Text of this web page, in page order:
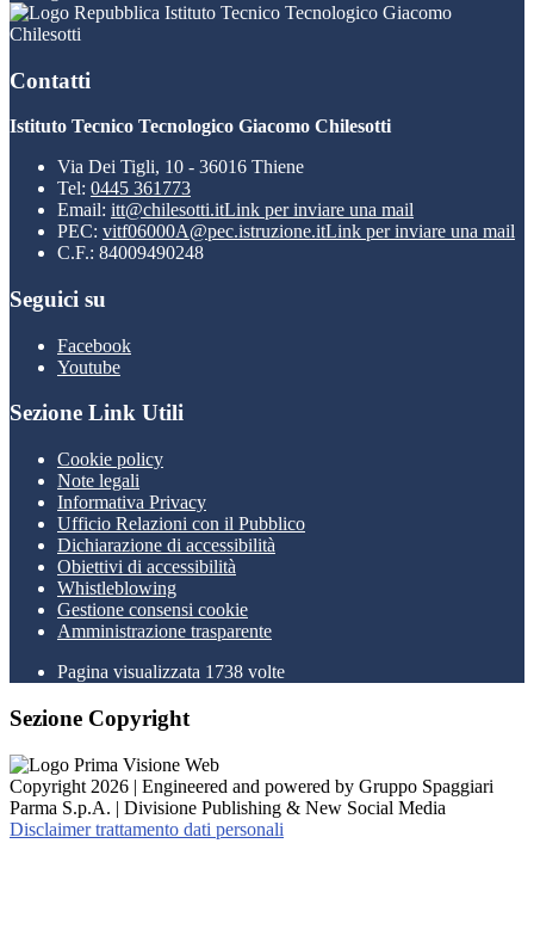
Istituto Tecnico Tecnologico Giacomo
Chilesotti
Contatti
Istituto Tecnico Tecnologico Giacomo Chilesotti
Via Dei Tigli, 10 - 36016 Thiene
Tel: 0445 361773
Email: itt@chilesotti.itLink per inviare una mail
PEC: vitf06000A@pec.istruzione.itLink per inviare una mail
C.F.: 84009490248
Seguici su
Facebook
Youtube
Sezione Link Utili
Cookie policy
Note legali
Informativa Privacy
Ufficio Relazioni con il Pubblico
Dichiarazione di accessibilità
Obiettivi di accessibilità
Whistleblowing
Gestione consensi cookie
Amministrazione trasparente
Pagina visualizzata 1738 volte
Sezione Copyright
Copyright 2026 | Engineered and powered by Gruppo Spaggiari
Parma S.p.A. | Divisione Publishing & New Social Media
Disclaimer trattamento dati personali